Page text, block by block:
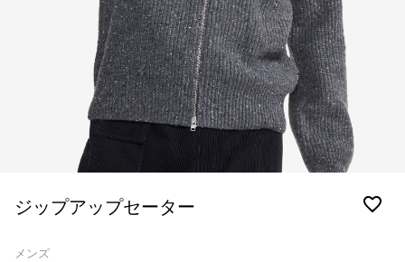
ジップアップセーター
メンズ